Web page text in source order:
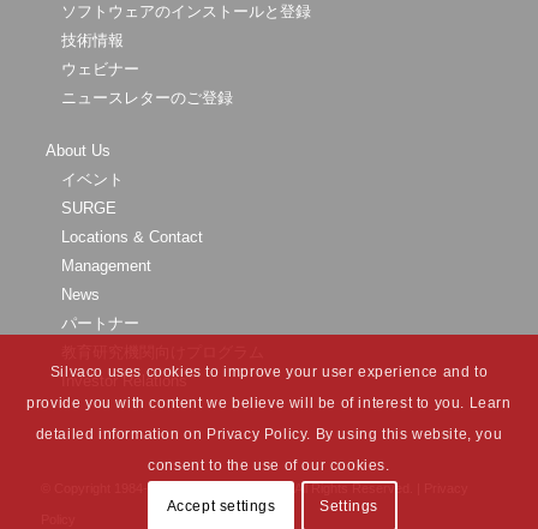
ソフトウェアのインストールと登録
技術情報
ウェビナー
ニュースレターのご登録
About Us
イベント
SURGE
Locations & Contact
Management
News
パートナー
Investor Relations
2026 Silvaco Group, Inc. All Rights Reserved. |
Silvaco uses cookies to improve your user experience and to
provide you with content we believe will be of interest to you. Learn
detailed information on Privacy Policy. By using this website, you
consent to the use of our cookies.
Accept settings Settings